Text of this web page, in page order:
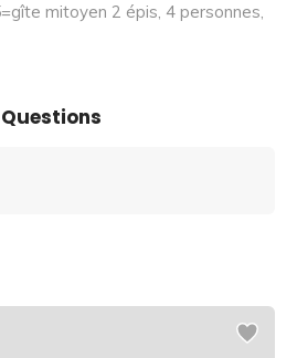
mitoyen 2 épis, 4 personnes,